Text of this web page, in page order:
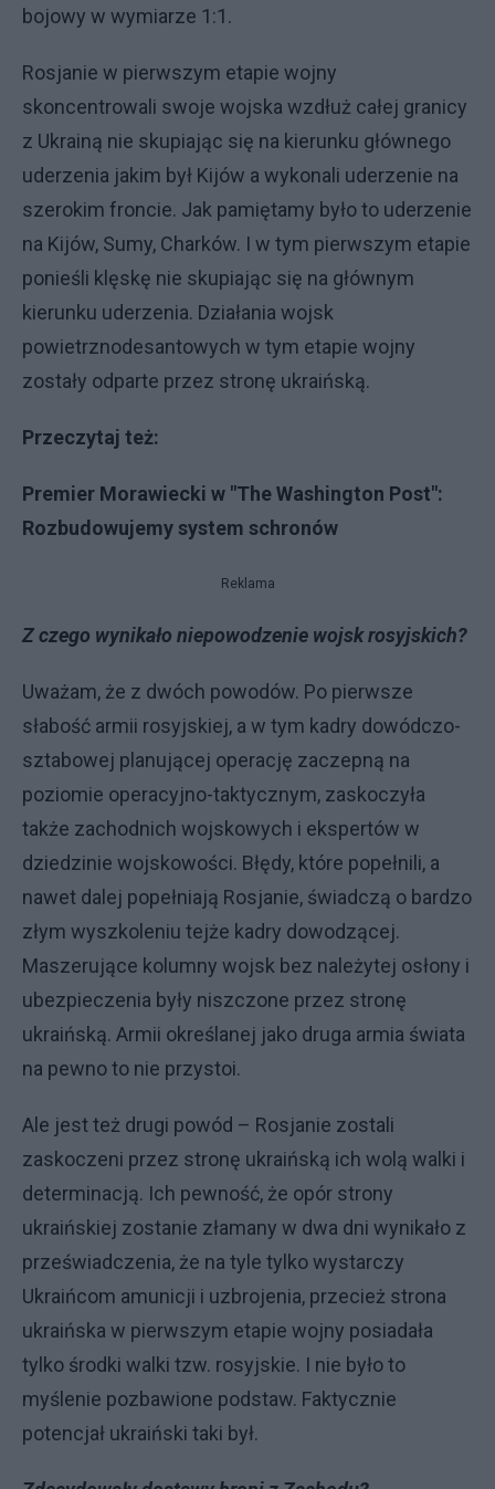
bojowy w wymiarze 1:1.
Rosjanie w pierwszym etapie wojny
skoncentrowali swoje wojska wzdłuż całej granicy
z Ukrainą nie skupiając się na kierunku głównego
uderzenia jakim był Kijów a wykonali uderzenie na
szerokim froncie. Jak pamiętamy było to uderzenie
na Kijów, Sumy, Charków. I w tym pierwszym etapie
ponieśli klęskę nie skupiając się na głównym
kierunku uderzenia. Działania wojsk
powietrznodesantowych w tym etapie wojny
zostały odparte przez stronę ukraińską.
Przeczytaj też:
Premier Morawiecki w "The Washington Post":
Rozbudowujemy system schronów
Reklama
Z czego wynikało niepowodzenie wojsk rosyjskich?
Uważam, że z dwóch powodów. Po pierwsze
słabość armii rosyjskiej, a w tym kadry dowódczo-
sztabowej planującej operację zaczepną na
poziomie operacyjno-taktycznym, zaskoczyła
także zachodnich wojskowych i ekspertów w
dziedzinie wojskowości. Błędy, które popełnili, a
nawet dalej popełniają Rosjanie, świadczą o bardzo
złym wyszkoleniu tejże kadry dowodzącej.
Maszerujące kolumny wojsk bez należytej osłony i
ubezpieczenia były niszczone przez stronę
ukraińską. Armii określanej jako druga armia świata
na pewno to nie przystoi.
Ale jest też drugi powód – Rosjanie zostali
zaskoczeni przez stronę ukraińską ich wolą walki i
determinacją. Ich pewność, że opór strony
ukraińskiej zostanie złamany w dwa dni wynikało z
przeświadczenia, że na tyle tylko wystarczy
Ukraińcom amunicji i uzbrojenia, przecież strona
ukraińska w pierwszym etapie wojny posiadała
tylko środki walki tzw. rosyjskie. I nie było to
myślenie pozbawione podstaw. Faktycznie
potencjał ukraiński taki był.